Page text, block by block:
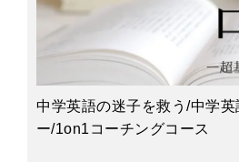
中学英語の迷子を救う/中学
ー/1on1コーチングコース